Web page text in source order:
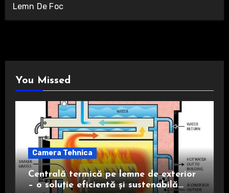
Lemn De Foc
You Missed
Camera Tehnica
Centrală termică pe lemne de exterior
– o soluție eficientă și sustenabilă